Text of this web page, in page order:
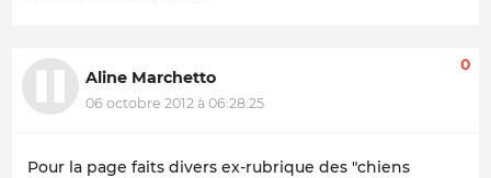
Aline Marchetto
06 octobre 2012 à 06:28:25
0
Pour la page faits divers ex-rubrique des "chiens